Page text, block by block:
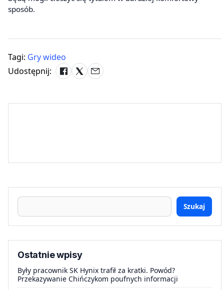
sposób.
Tagi: Gry wideo
Udostępnij:
Szukaj
Ostatnie wpisy
Były pracownik SK Hynix trafił za kratki. Powód?
Przekazywanie Chińczykom poufnych informacji